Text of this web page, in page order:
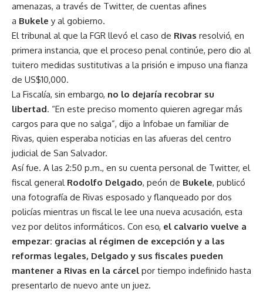
amenazas, a través de Twitter, de cuentas afines
a Bukele y al gobierno.
El tribunal al que la FGR llevó el caso de Rivas resolvió, en
primera instancia, que el proceso penal continúe, pero dio al
tuitero medidas sustitutivas a la prisión e impuso una fianza
de US$10,000.
La Fiscalía, sin embargo, no lo dejaría recobrar su
libertad. “En este preciso momento quieren agregar más
cargos para que no salga”, dijo a Infobae un familiar de
Rivas, quien esperaba noticias en las afueras del centro
judicial de San Salvador.
Así fue. A las 2:50 p.m., en su cuenta personal de Twitter, el
fiscal general Rodolfo Delgado, peón de Bukele, publicó
una fotografía de Rivas esposado y flanqueado por dos
policías mientras un fiscal le lee una nueva acusación, esta
vez por delitos informáticos. Con eso, el calvario vuelve a
empezar: gracias al régimen de excepción y a las
reformas legales, Delgado y sus fiscales pueden
mantener a Rivas en la cárcel por tiempo indefinido hasta
presentarlo de nuevo ante un juez.